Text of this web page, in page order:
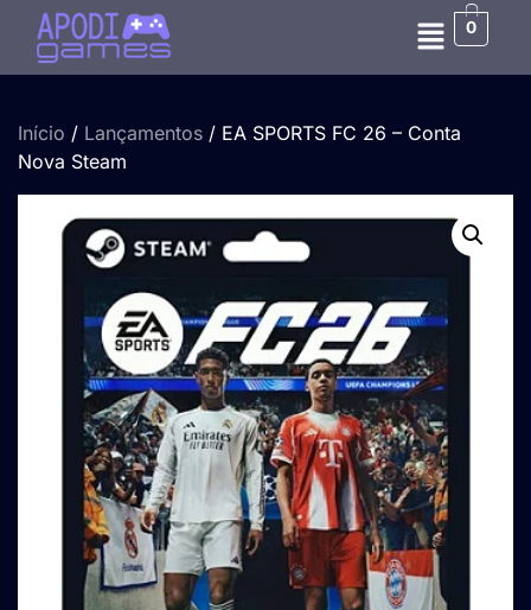
0
Início / Lançamentos / EA SPORTS FC 26 – Conta
Nova Steam